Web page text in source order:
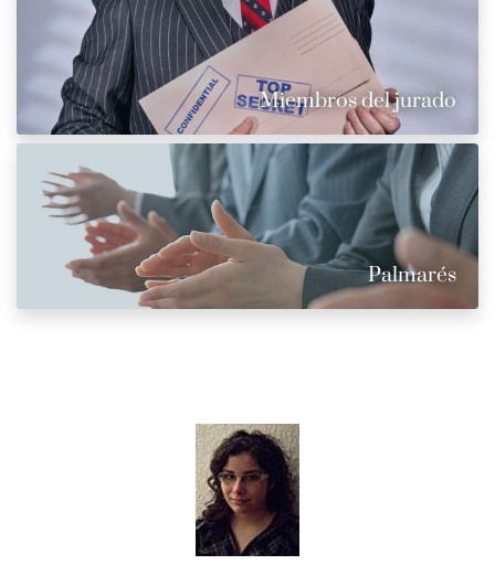
Miembros del jurado
Palmarés